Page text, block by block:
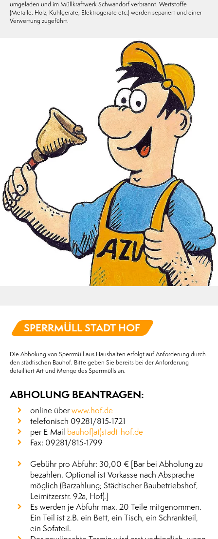
umgeladen und im Müllkraftwerk Schwandorf verbrannt. Wertstoffe
(Metalle, Holz, Kühlgeräte, Elektrogeräte etc.) werden separiert und einer
Verwertung zugeführt.
SPERRMÜLL STADT HOF
Die Abholung von Sperrmüll aus Haushalten erfolgt auf Anforderung durch
den städtischen Bauhof. Bitte geben Sie bereits bei der Anforderung
detailliert Art und Menge des Sperrmülls an.
ABHOLUNG BEANTRAGEN:
online über www.hof.de
telefonisch 09281/815-1721
per E-Mail bauhof(at)stadt-hof.de
Fax: 09281/815-1799
Gebühr pro Abfuhr: 30,00 € [Bar bei Abholung zu
bezahlen. Optional ist Vorkasse nach Absprache
möglich (Barzahlung; Städtischer Baubetriebshof,
Leimitzerstr. 92a, Hof).]
Es werden je Abfuhr max. 20 Teile mitgenommen.
Ein Teil ist z.B. ein Bett, ein Tisch, ein Schrankteil,
ein Sofateil.